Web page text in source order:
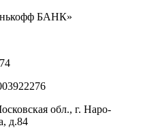
БАНК»
обл., г. Наро-
д.84